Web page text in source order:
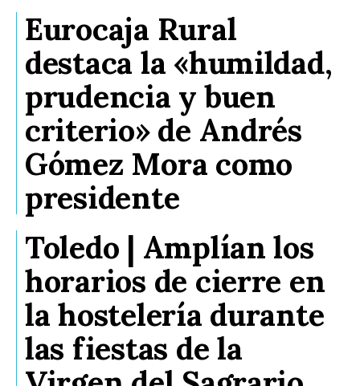
Eurocaja Rural
destaca la «humildad,
prudencia y buen
criterio» de Andrés
Gómez Mora como
presidente
Toledo | Amplían los
horarios de cierre en
la hostelería durante
las fiestas de la